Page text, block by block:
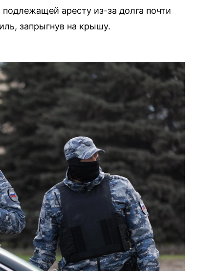
аресту из-за долга почти
запрыгнув на крышу.